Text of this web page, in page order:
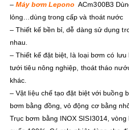
–Máy bơm Lepono ACm300B3
lỏng…dùng trong cấp và thoát nước
– Thiết kế bền bỉ, dễ dàng sử dụng
nhau.
– Thiết kế đặt biệt, là loại bơm có lưu
tưới tiêu nông nghiệp, thoát tháo
khác.
– Vật liệu chế tạo đặt biệt với buồng
bơm bằng đồng, vỏ động cơ bằng
Trục bơm bằng INOX SISI3014, vòng